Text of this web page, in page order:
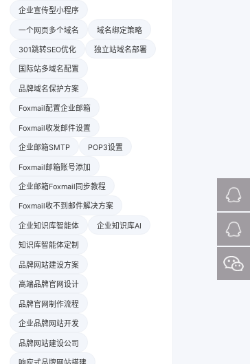
企业宣传型小程序
一个网页多个域名 域名绑定策略
301跳转SEO优化 独立站域名部署
国际站多域名配置
品牌域名保护方案
Foxmail配置企业邮箱
Foxmail收发邮件设置
企业邮箱SMTP POP3设置
Foxmail邮箱账号添加
企业邮箱Foxmail同步教程
Foxmail收不到邮件解决方案
企业知识库智能体 企业知识库AI
知识库智能体定制
品牌网站建设方案
高端品牌官网设计
品牌官网制作流程
企业品牌网站开发
品牌网站建设公司